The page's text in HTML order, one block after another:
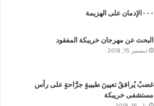
البحث عن مهرجان خريبكة المفقود
ديسمبر 15, 2018
غضبٌ يُرافقُ تعيينَ طبيبةٍ جرَّاحةٍ على رأس
مستشفى خريبكة